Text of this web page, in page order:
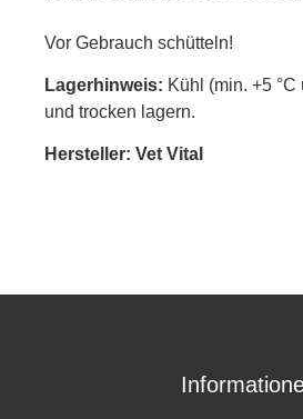
Vor Gebrauch schütteln!
Lagerhinweis: Kühl (min. +5 °C
und trocken lagern.
Hersteller: Vet Vital